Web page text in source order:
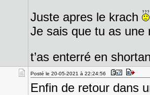
Juste apres le krach
Je sais que tu as une
t’as enterré en
Posté le 20-05-2021 à 22:24:56
Enfin de retour dans